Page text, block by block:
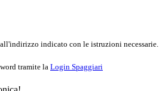
indicato con le istruzioni necessarie.
tramite la Login Spaggiari